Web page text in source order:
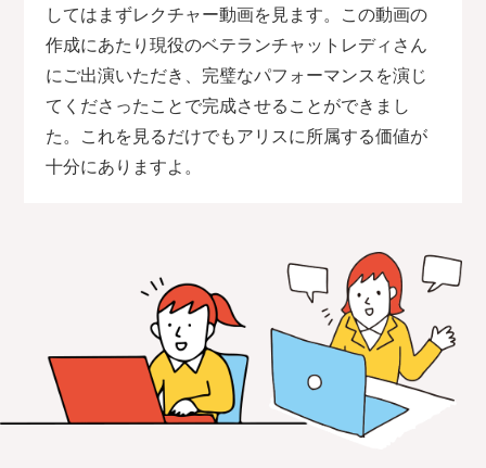
してはまずレクチャー動画を見ます。この動画の
作成にあたり現役のベテランチャットレディさん
にご出演いただき、完璧なパフォーマンスを演じ
てくださったことで完成させることができまし
た。これを見るだけでもアリスに所属する価値が
十分にありますよ。